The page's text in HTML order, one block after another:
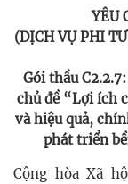
YÊU
(DỊCH VỤ PHI
Gói thầu
chủ đề “Lợi ích
và hiệu quả,
phát triển
Cộng hòa Xã